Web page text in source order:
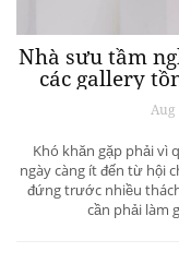
Nhà sưu tầm
các gallery
Aug
Khó khăn gặp phải vì
ngày càng ít đến từ hội
đứng trước nhiều
cần phải làm